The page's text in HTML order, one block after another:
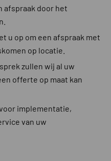
afspraak door het
u op om een afspraak met
op locatie.
zullen wij al uw
offerte op maat kan
implementatie,
van uw